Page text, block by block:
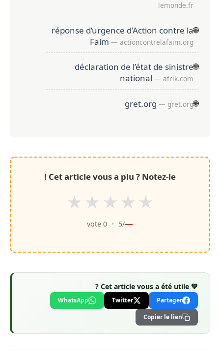
lemonde.fr
🌐
réponse d’urgence d’Action contre la
Faim— actioncontrelafaim.org
🌐
déclaration de l’état de sinistre
national— afrik.com
🌐
gret.org— gret.org
Cet article vous a plu ? Notez-le !
★
★
★
★
★
—
/5
0
vote
💚 Cet article vous a été utile ?
Partager
Twitter
WhatsApp
Copier le lien